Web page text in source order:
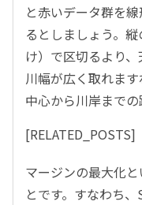
と赤いデータ群を
るとしましょう。
け）で区切るより
川幅が広く取れま
中心から川岸までの
[RELATED_POSTS]
マージンの最大化
とです。すなわち